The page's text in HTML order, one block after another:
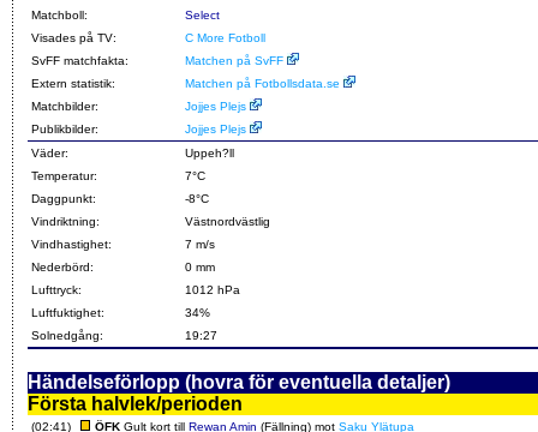
Matchboll:
Select
Visades på TV:
C More Fotboll
SvFF matchfakta:
Matchen på SvFF
Extern statistik:
Matchen på Fotbollsdata.se
Matchbilder:
Jojjes Plejs
Publikbilder:
Jojjes Plejs
Väder:
Uppeh?ll
Temperatur:
7°C
Daggpunkt:
-8°C
Vindriktning:
Västnordvästlig
Vindhastighet:
7 m/s
Nederbörd:
0 mm
Lufttryck:
1012 hPa
Luftfuktighet:
34%
Solnedgång:
19:27
Händelseförlopp (hovra för eventuella detaljer)
Första halvlek/perioden
(02:41) ÖFK Gult kort till Rewan Amin (Fällning) mot Saku Ylätupa